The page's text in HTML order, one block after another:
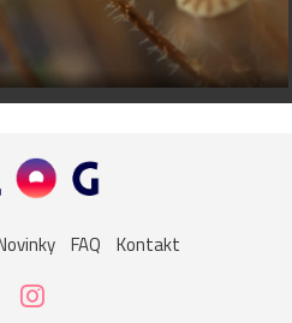
FAQ Kontakt